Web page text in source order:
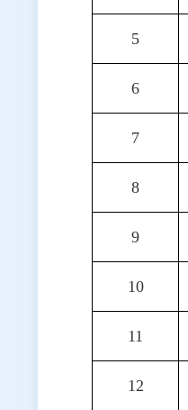
5
6
7
8
9
10
11
12